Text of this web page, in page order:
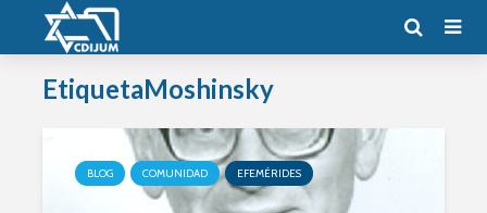
EtiquetaMoshinsky
BLOG COMUNIDAD EFEMÉRIDES